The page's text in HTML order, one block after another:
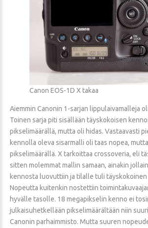
Canon EOS-1D X takaa
Aiemmin Canonin 1-sarjan lippulaivamalleja
Toinen sarja piti sisällään täyskokoisen
pikselimäärällä, mutta oli hidas. Vastaavasti
kennolla oleva sisarmalli oli taas nopea,
pikselimäärällä. X tarkoittaa crossoveria, eli
sitten molemmat mallin samaan, ainakin
kennosta luovuttiin ja tilalle tuli täyskokoinen
Nopeutta kuitenkin nostettiin
hyvälle tasolle. 18 megapikselin kenno ei
julkaisuhetkellään pikselimäärältään niin
Canonin parhaimmisto. Mutta suuren